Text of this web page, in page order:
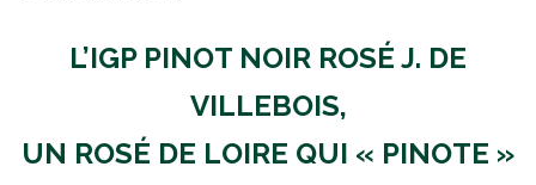
L’IGP PINOT NOIR ROSÉ J. DE
VILLEBOIS,
UN ROSÉ DE LOIRE QUI « PINOTE »